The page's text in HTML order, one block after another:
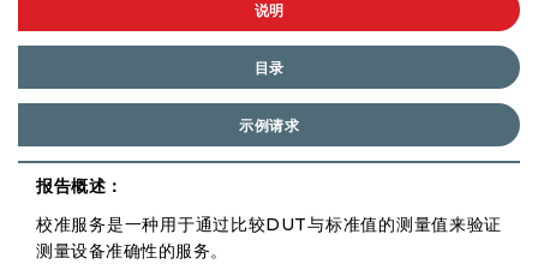
说明
目录
示例请求
报告概述：
校准服务是一种用于通过比较DUT与标准值的测量值来验证
测量设备准确性的服务。